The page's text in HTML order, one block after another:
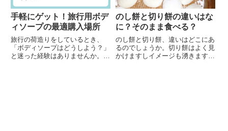
手軽にゲット！旅行用ボデ
ィソープの最適購入場所
旅行の荷造りをしているとき、
「ボディソープはどうしよう？」
と迷った経験はありませんか。大
のし餅と切り餅の違いはな
に？そのまま食べる？
のし餅と切り餅、違いはどこにあ
るのでしょうか。切り餅はよく見
かけますしイメージも湧きます。